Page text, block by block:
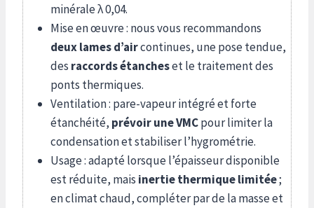
minérale λ 0,04.
Mise en œuvre : nous vous recommandons
deux lames d’aircontinues, une pose tendue,
des raccords étancheset le traitement des
ponts thermiques.
Ventilation : pare-vapeur intégré et forte
étanchéité, prévoir une VMCpour limiter la
condensation et stabiliser l’hygrométrie.
Usage : adapté lorsque l’épaisseur disponible
est réduite, mais inertie thermique limitée;
en climat chaud, compléter par de la masse et